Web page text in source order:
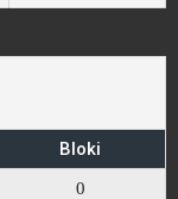
Bloki
0